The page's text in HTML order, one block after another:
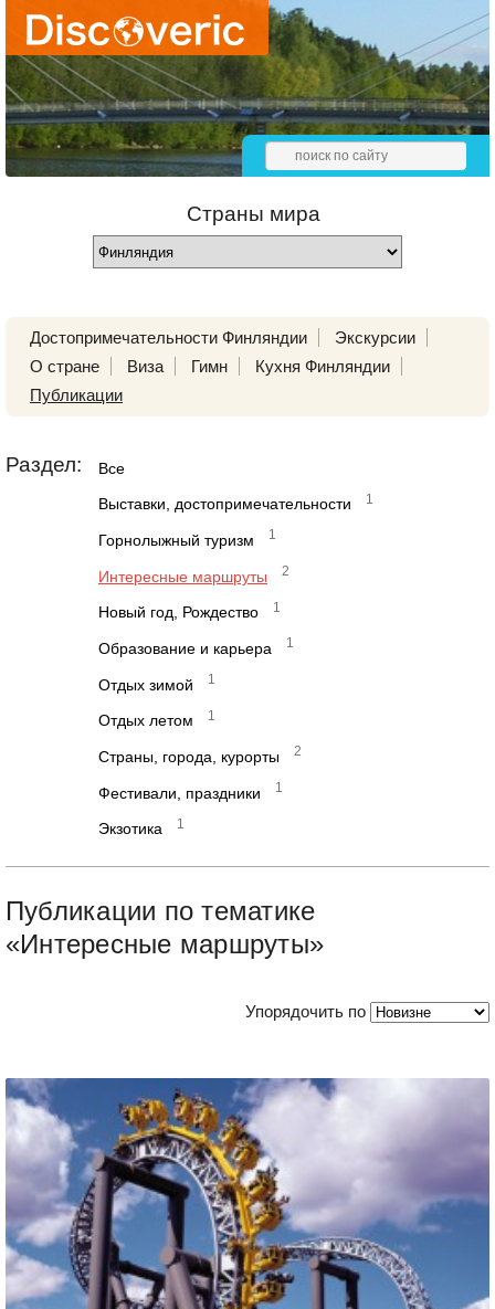
Страны мира
Достопримечательности Финляндии
Экскурсии
О стране
Виза Гимн
Кухня Финляндии
Публикации
Раздел: Все
Выставки, достопримечательности 1
Горнолыжный туризм 1
Интересные маршруты 2
Новый год, Рождество 1
Образование и карьера 1
Отдых зимой 1
Отдых летом 1
Страны, города, курорты 2
Фестивали, праздники 1
Экзотика 1
Публикации по тематике
«Интересные маршруты»
Упорядочить по